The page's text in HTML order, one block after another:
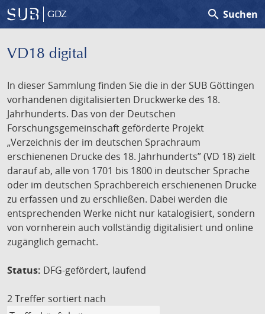
GDZ search Suchen
VD18 digital
In dieser Sammlung finden Sie die in der SUB Göttingen
vorhandenen digitalisierten Druckwerke des 18.
Jahrhunderts. Das von der Deutschen
Forschungsgemeinschaft geförderte Projekt
„Verzeichnis der im deutschen Sprachraum
erschienenen Drucke des 18. Jahrhunderts” (VD 18) zielt
darauf ab, alle von 1701 bis 1800 in deutscher Sprache
oder im deutschen Sprachbereich erschienenen Drucke
zu erfassen und zu erschließen. Dabei werden die
entsprechenden Werke nicht nur katalogisiert, sondern
von vornherein auch vollständig digitalisiert und online
zugänglich gemacht.
Status: DFG-gefördert, laufend
2 Treffer sortiert nach